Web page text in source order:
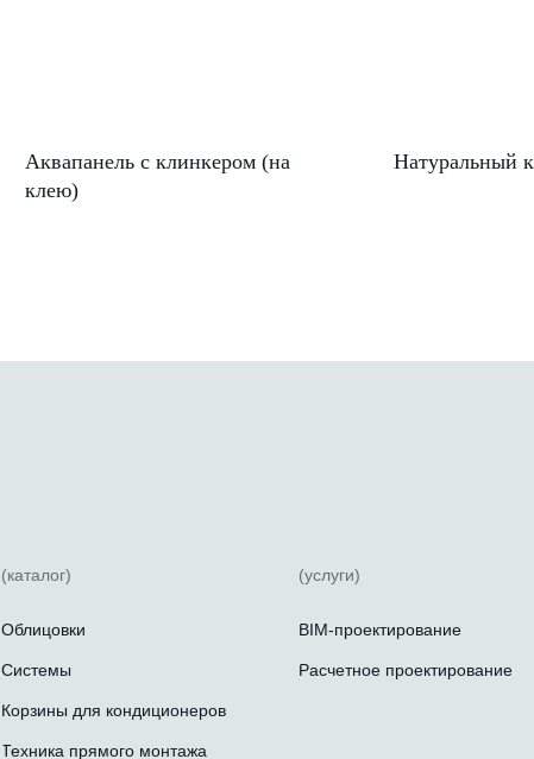
Аквапанель с клинкером (на
клею)
Натуральный
(каталог) (услуги)
Облицовки
Системы
Корзины для кондиционеров
BIM-проектирование
Расчетное проектирование
Техника прямого монтажа